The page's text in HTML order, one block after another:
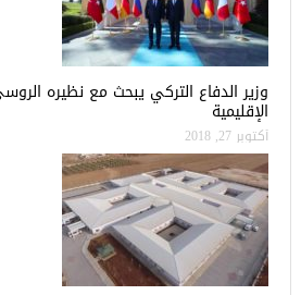
وزير الدفاع التركي يبحث مع نظيره
الإقليمية
أكتوبر 27, 2018